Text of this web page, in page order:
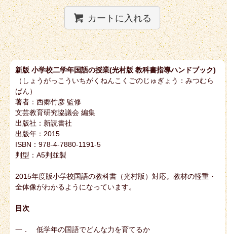
カートに入れる
新版 小学校二学年国語の授業(光村版 教科書指導ハンドブック)
（しょうがっこういちがくねんこくごのじゅぎょう：みつむら
ばん）
著者：西郷竹彦 監修
文芸教育研究協議会 編集
出版社：新読書社
出版年：2015
ISBN：978-4-7880-1191-5
判型：A5判並製
2015年度版小学校国語の教科書（光村版）対応。教材の軽重・
全体像がわかるようになっています。
目次
一． 低学年の国語でどんな力を育てるか